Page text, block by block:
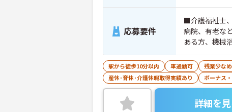
応募要件
■介護福祉士
病院、有老な
ある方、機械
駅から徒歩10分以内 車通勤可 残業少なめ
産休･育休･介護休暇取得実績あり
ボーナス
詳細を